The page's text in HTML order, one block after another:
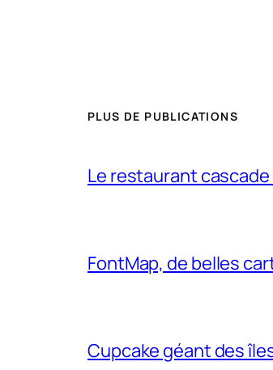
PLUS DE PUBLICATIONS
Le restaurant cascade
FontMap, de belles
Cupcake géant des